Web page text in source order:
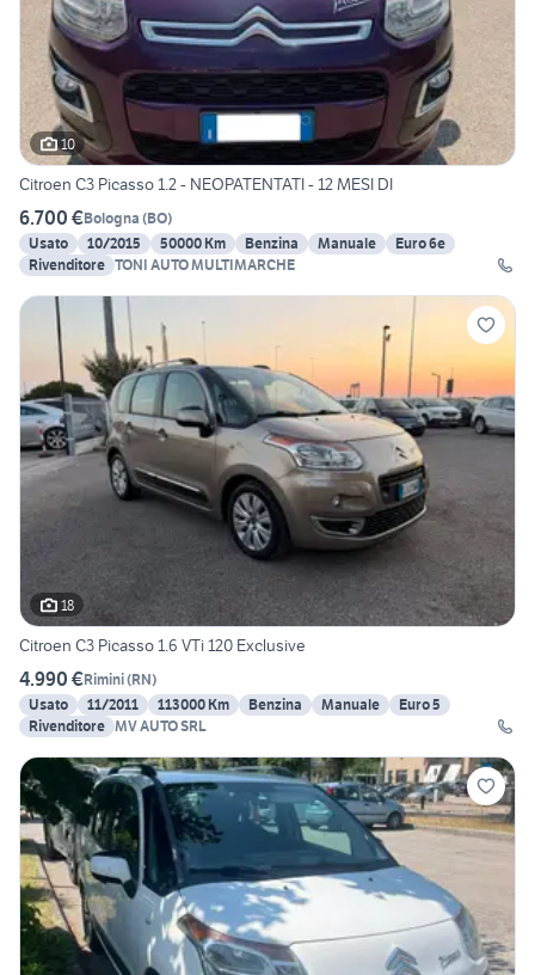
10
Citroen C3 Picasso 1.2 - NEOPATENTATI - 12 MESI DI
6.700 €Bologna (BO)
Usato
10/2015 50000 Km Benzina Manuale
Euro 6e
Rivenditore TONI AUTO MULTIMARCHE
18
Citroen C3 Picasso 1.6 VTi 120 Exclusive
4.990 €Rimini(RN)
Usato
11/2011 113000 Km Benzina Manuale
Euro 5
Rivenditore MV AUTO SRL